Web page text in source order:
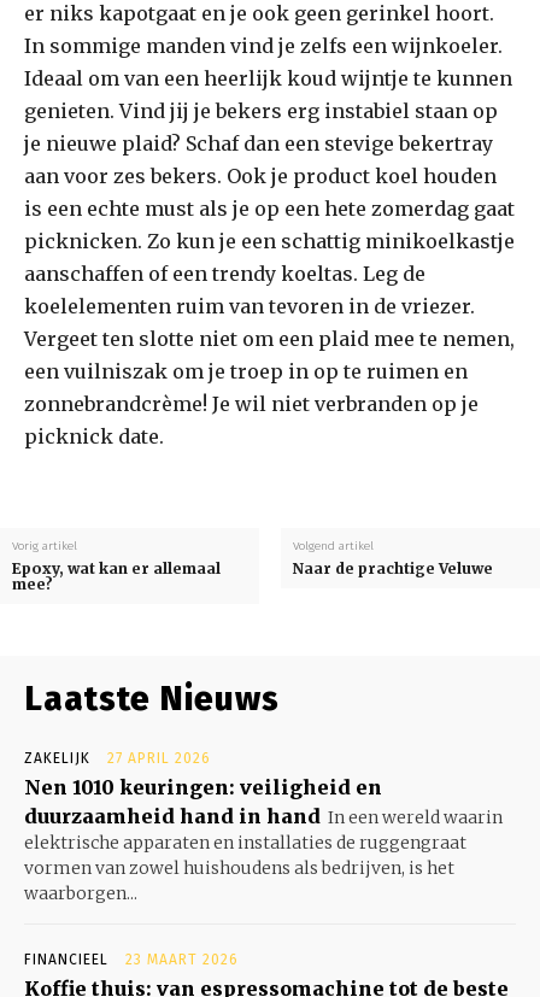
er niks kapotgaat en je ook geen gerinkel hoort.
In sommige manden vind je zelfs een wijnkoeler.
Ideaal om van een heerlijk koud wijntje te kunnen
genieten. Vind jij je bekers erg instabiel staan op
je nieuwe plaid? Schaf dan een stevige bekertray
aan voor zes bekers. Ook je product koel houden
is een echte must als je op een hete zomerdag gaat
picknicken. Zo kun je een schattig minikoelkastje
aanschaffen of een trendy koeltas. Leg de
koelelementen ruim van tevoren in de vriezer.
Vergeet ten slotte niet om een plaid mee te nemen,
een vuilniszak om je troep in op te ruimen en
zonnebrandcrème! Je wil niet verbranden op je
picknick date.
Vorig artikel
Epoxy, wat kan er allemaal
mee?
Volgend artikel
Naar de prachtige Veluwe
Laatste Nieuws
ZAKELIJK 27 APRIL 2026
Nen 1010 keuringen: veiligheid en
duurzaamheid hand in hand In een wereld waarin
elektrische apparaten en installaties de ruggengraat
vormen van zowel huishoudens als bedrijven, is het
waarborgen...
FINANCIEEL 23 MAART 2026
Koffie thuis: van espressomachine tot de beste